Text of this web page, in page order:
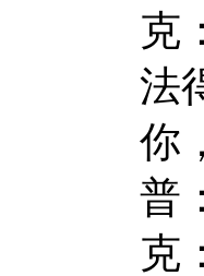
克
法
你
普
克